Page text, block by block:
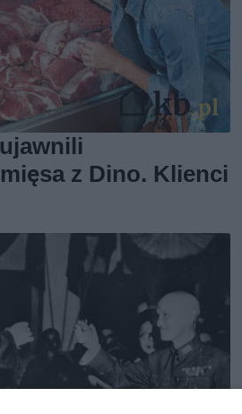
z Dino. Klienci